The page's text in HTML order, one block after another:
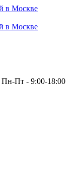
Пн-Пт - 9:00-18:00